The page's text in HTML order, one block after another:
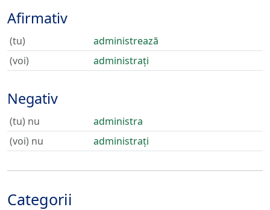
Afirmativ
(tu)
administrează
(voi)
administrați
Negativ
(tu) nu
administra
(voi) nu
administrați
Categorii